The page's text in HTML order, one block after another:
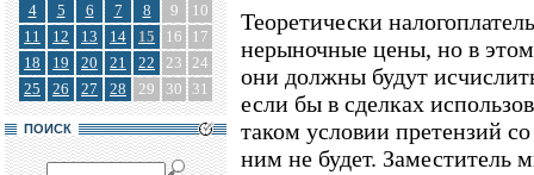
4
5 6 7 8 9
10
11
12 13 14 15 16
17
18
19 20 21 22 23 24
25
26 27 28 29 30 31
ПОИСК
Теоретически
нерыночные цены, но в
они должны будут
если бы в сделках
таком условии претензий
ним не будет. Заместитель